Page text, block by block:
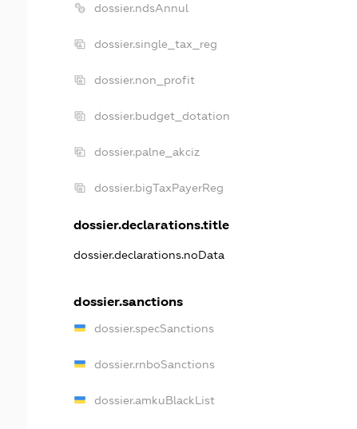
dossier.ndsAnnul
dossier.single_tax_reg
dossier.non_profit
dossier.budget_dotation
dossier.palne_akciz
dossier.bigTaxPayerReg
dossier.declarations.title
dossier.declarations.noData
dossier.sanctions
dossier.specSanctions
dossier.rnboSanctions
dossier.amkuBlackList